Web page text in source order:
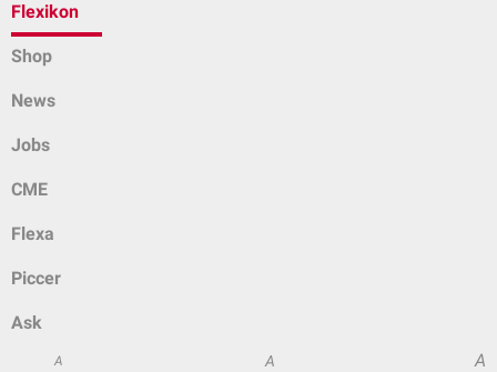
Flexikon
Shop
News
Jobs
CME
Flexa
Piccer
Ask
A A A